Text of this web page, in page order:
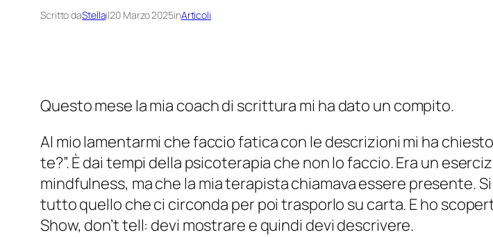
Scritto daStellail20 Marzo 2025inArticoli
Questo mese la mia coach di scrittura mi ha dato un compito.
Al mio lamentarmi che faccio fatica con le descrizioni mi ha
te?”. È dai tempi della psicoterapia che non lo faccio. Era un
mindfulness, ma che la mia terapista chiamavaessere presente.
tutto quello che ci circonda per poi trasporlo su carta. E ho
Show, don’t tell: devi mostrare e quindi devi descrivere.